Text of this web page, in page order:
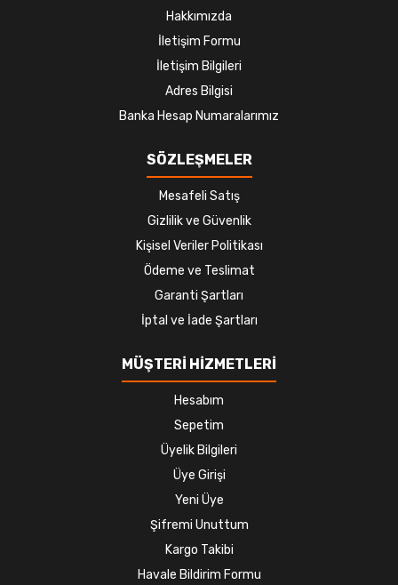
Hakkımızda
İletişim Formu
İletişim Bilgileri
Adres Bilgisi
Banka Hesap Numaralarımız
SÖZLEŞMELER
Mesafeli Satış
Gizlilik ve Güvenlik
Kişisel Veriler Politikası
Ödeme ve Teslimat
Garanti Şartları
İptal ve İade Şartları
MÜŞTERİ HİZMETLERİ
Hesabım
Sepetim
Üyelik Bilgileri
Üye Girişi
Yeni Üye
Şifremi Unuttum
Kargo Takibi
Havale Bildirim Formu